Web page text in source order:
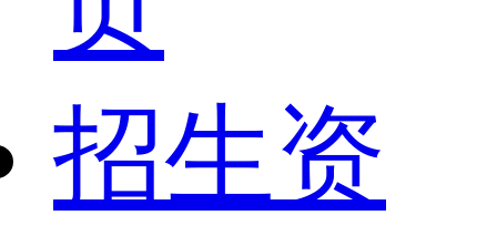
招生资